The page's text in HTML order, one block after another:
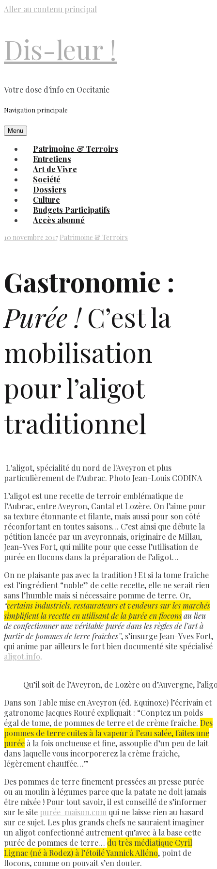
Aller au contenu principal
Dis-leur !
Votre dose d'info en Occitanie
Navigation principale
Menu
Patrimoine & Terroirs
Entretiens
Art de Vivre
Société
Dossiers
Culture
Budgets Participatifs
Accès abonné
10 novembre 2017 Patrimoine & Terroirs
Gastronomie :
Purée !C’est la
mobilisation
pour l’aligot
traditionnel
L'aligot, spécialité du nord de l'Aveyron et plus
particulièrement de l'Aubrac. Photo Jean-Louis CODINA
L’aligot est une recette de terroir emblématique de
l’Aubrac, entre Aveyron, Cantal et Lozère. On l’aime pour
sa texture étonnante et filante, mais aussi pour son côté
réconfortant en toutes saisons… C’est ainsi que débute la
pétition lancée par un aveyronnais, originaire de Millau,
Jean-Yves Fort, qui milite pour que cesse l’utilisation de
purée en flocons dans la préparation de l’aligot…
On ne plaisante pas avec la tradition ! Et si la tome fraîche
est l’ingrédient “noble” de cette recette, elle ne serait rien
sans l’humble mais si nécessaire pomme de terre. Or,
“certains industriels, restaurateurs et vendeurs sur les marchés
simplifient la recette en utilisant de la purée en floconsau lieu
de confectionner une véritable purée dans les règles de l’art à
partir de pommes de terre fraîches”, s’insurge Jean-Yves Fort,
qui anime par ailleurs le fort bien documenté site spécialisé
aligot.info.
Qu’il soit de l’Aveyron, de Lozère ou d’Auvergne,
Dans son Table mise en Aveyron (éd. Equinoxe) l’écrivain et
gatronome Jacques Rouré expliquait : “Conptez un poids
égal de tome, de pommes de terre et de crème fraîche. Des
pommes de terre cuites à la vapeur à l’eau salée, faites une
purée à la fois onctueuse et fine, assouplie d’un peu de lait
dans laquelle vous incorporerez la crème fraîche,
légèrement chauffée…”
Des pommes de terre finement pressées au presse purée
ou au moulin à légumes parce que la patate ne doit jamais
être mixée ! Pour tout savoir, il est conseillé de s’informer
sur le site purée-maison.com qui ne laisse rien au hasard
sur ce sujet. Les plus grands chefs ne sauraient imaginer
un aligot confectionné autrement qu’avec à la base cette
purée de pommes de terre… du très médiatique Cyril
Lignac (né à Rodez) à l’étoilé Yannick Alléno, point de
flocons, comme on pouvait s’en douter.